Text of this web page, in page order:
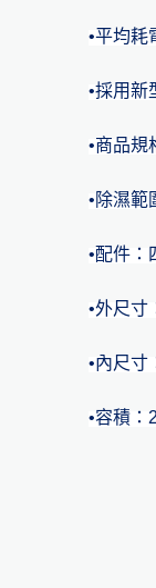
可調式防潮箱(櫃)
觸控式防潮箱(櫃)
物理式防潮箱(櫃)
樂器防潮箱
工業級低濕防潮箱(櫃)
客製化防潮箱(櫃)
•平均耗
•採用新
•商品規
•除濕範
•配件：
•外尺寸
•內尺寸
•容積：